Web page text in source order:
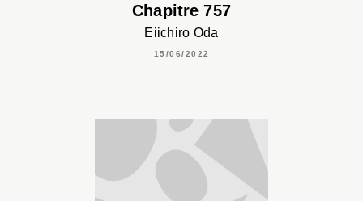
Chapitre 757
Eiichiro Oda
15/06/2022